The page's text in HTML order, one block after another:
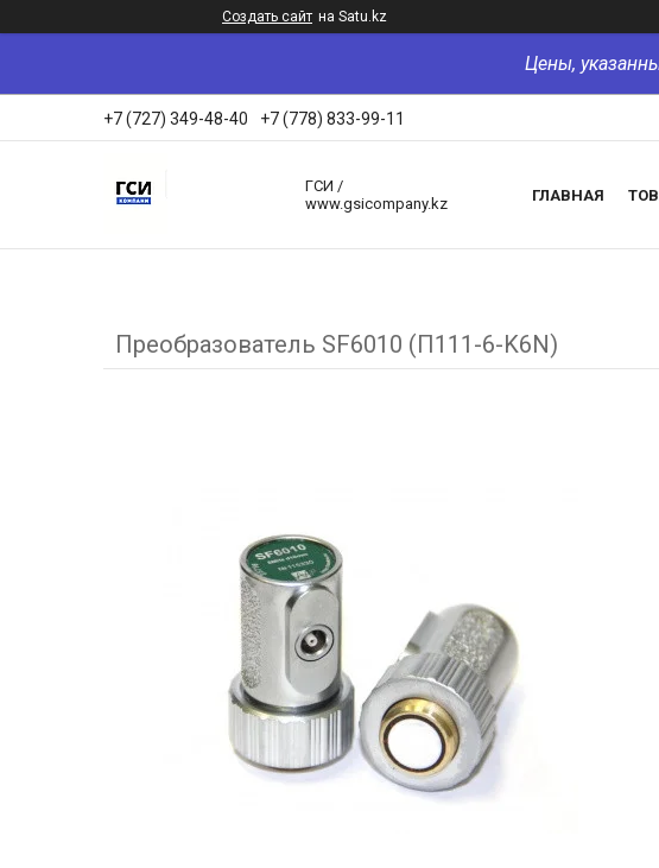
Создать сайт на Satu.kz
Цены,
+7 (727) 349-48-40 +7 (778) 833-99-11
ГСИ /
www.gsicompany.kz
ГЛАВНАЯ
Преобразователь SF6010 (П111-6-K6N)